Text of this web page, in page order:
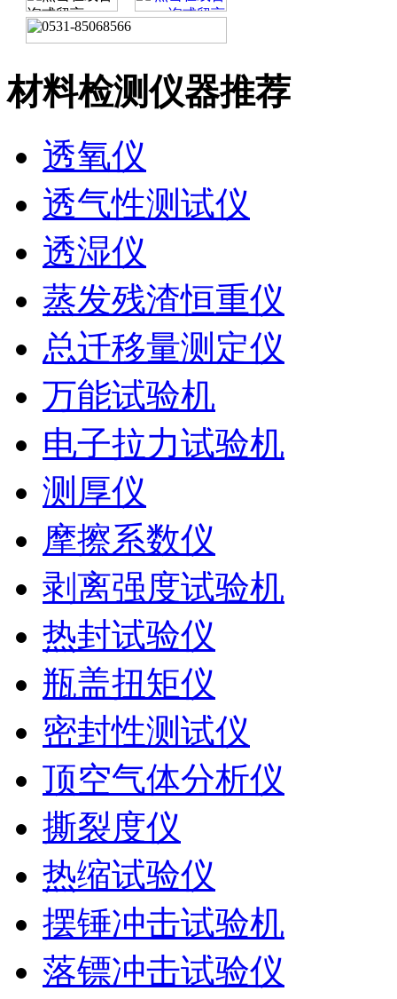
材料检测仪器推荐
透氧仪
透气性测试仪
透湿仪
蒸发残渣恒重仪
总迁移量测定仪
万能试验机
电子拉力试验机
测厚仪
摩擦系数仪
剥离强度试验机
热封试验仪
瓶盖扭矩仪
密封性测试仪
顶空气体分析仪
撕裂度仪
热缩试验仪
摆锤冲击试验机
落镖冲击试验仪